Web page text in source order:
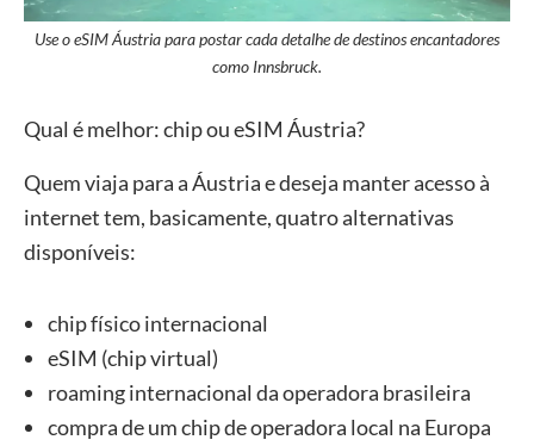
Use o eSIM Áustria para postar cada detalhe de destinos encantadores
como Innsbruck.
Qual é melhor: chip ou eSIM Áustria?
Quem viaja para a Áustria e deseja manter acesso à
internet tem, basicamente, quatro alternativas
disponíveis:
chip físico internacional
eSIM (chip virtual)
roaming internacional da operadora brasileira
compra de um chip de operadora local na Europa